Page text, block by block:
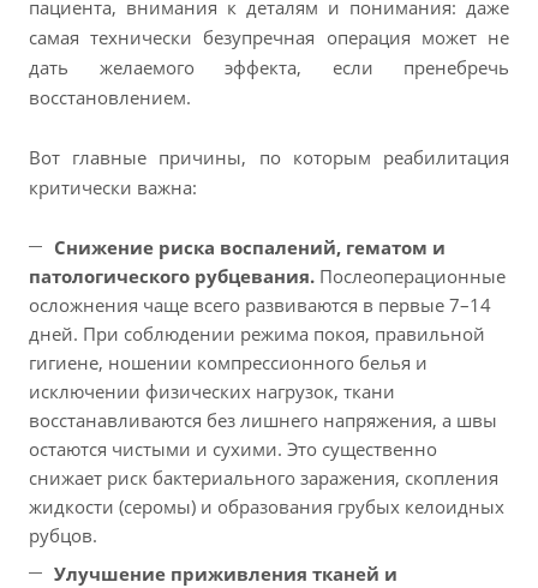
пациента, внимания к деталям и понимания: даже
самая технически безупречная операция может не
дать желаемого эффекта, если пренебречь
восстановлением.
Вот главные причины, по которым реабилитация
критически важна:
Снижение риска воспалений, гематом и
патологического рубцевания. Послеоперационные
осложнения чаще всего развиваются в первые 7–14
дней. При соблюдении режима покоя, правильной
гигиене, ношении компрессионного белья и
исключении физических нагрузок, ткани
восстанавливаются без лишнего напряжения, а швы
остаются чистыми и сухими. Это существенно
снижает риск бактериального заражения, скопления
жидкости (серомы) и образования грубых келоидных
рубцов.
Улучшение приживления тканей и